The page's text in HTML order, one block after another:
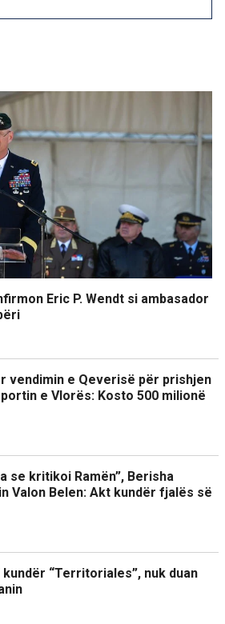
Eric P. Wendt si ambasador
vendimin e Qeverisë për prishjen
e Vlorës: Kosto 500 milionë
se kritikoi Ramën”, Berisha
Valon Belen: Akt kundër fjalës së
“Territoriales”, nuk duan